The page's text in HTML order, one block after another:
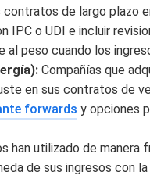
contratos de largo plazo
o UDI e incluir
peso cuando los
Compañías que
en sus contratos de
forwards y opciones
han utilizado de
de sus ingresos con